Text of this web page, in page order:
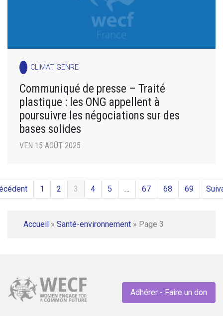
CLIMAT GENRE
Communiqué de presse – Traité
plastique : les ONG appellent à
poursuivre les négociations sur des
bases solides
VEN 15 AOÛT 2025
1 2 3 4 5 … 67 68 69
Accueil » Santé-environnement » Page 3
Adhérer - Faire un don